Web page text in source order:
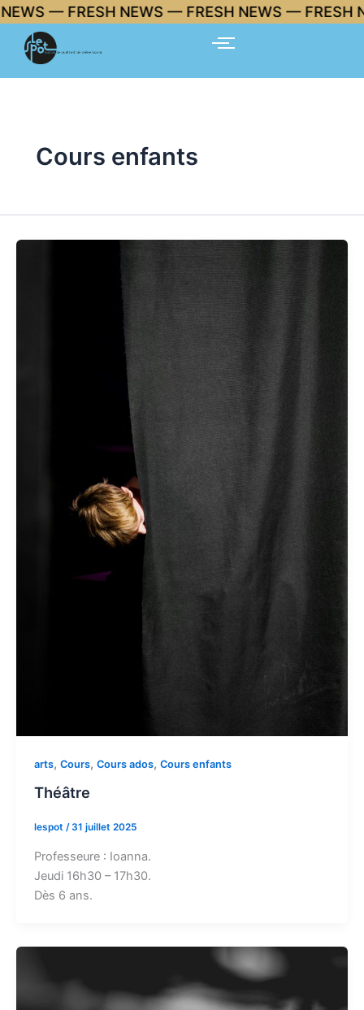
Aller
au
contenu
FRESH NEWS — FRESH NEWS — FRESH NEWS 🔥
Cours enfants
arts, Cours, Cours ados, Cours enfants
Théâtre
lespot /31 juillet 2025
Professeure : Ioanna.
Jeudi 16h30 – 17h30.
Dès 6 ans.